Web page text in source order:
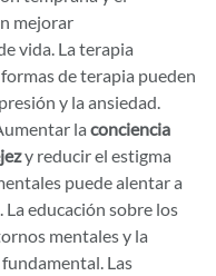
mejorar
vida. La terapia
de terapia pueden
y la ansiedad.
la conciencia
y reducir el estigma
puede alentar a
La educación sobre los
mentales y la
Las